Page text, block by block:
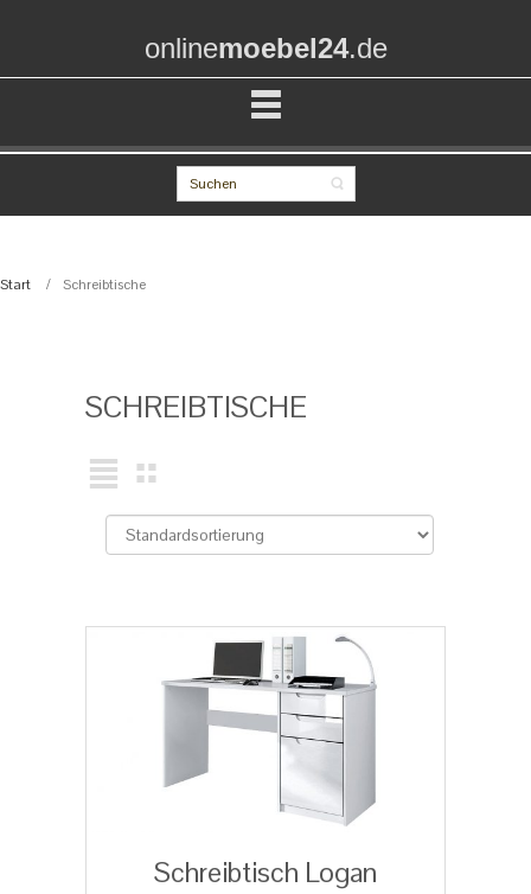
onlinemoebel24.de
Start Schreibtische
SCHREIBTISCHE
Schreibtisch Logan